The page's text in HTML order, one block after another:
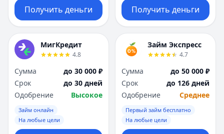
Получить деньги Получить деньги
МигКредит
4.8
Сумма
до 30 000 ₽
Срок
до 30 дней
Одобрение
Высокое
Займ онлайн
На любые цели
Займ Экспресс
4.7
Сумма
до 50 000 ₽
Срок
до 126 дней
Одобрение
Среднее
Первый займ бесплатно
На любые цели